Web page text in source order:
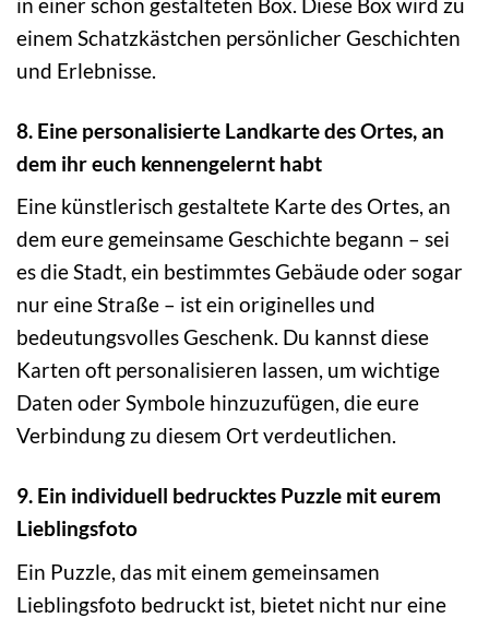
einem Schatzkästchen persönlicher Geschichten
und Erlebnisse.
8. Eine personalisierte Landkarte des Ortes, an
dem ihr euch kennengelernt habt
Eine künstlerisch gestaltete Karte des Ortes, an
dem eure gemeinsame Geschichte begann – sei
es die Stadt, ein bestimmtes Gebäude oder sogar
nur eine Straße – ist ein originelles und
bedeutungsvolles Geschenk. Du kannst diese
Karten oft personalisieren lassen, um wichtige
Daten oder Symbole hinzuzufügen, die eure
Verbindung zu diesem Ort verdeutlichen.
9. Ein individuell bedrucktes Puzzle mit eurem
Lieblingsfoto
Ein Puzzle, das mit einem gemeinsamen
Lieblingsfoto bedruckt ist, bietet nicht nur eine